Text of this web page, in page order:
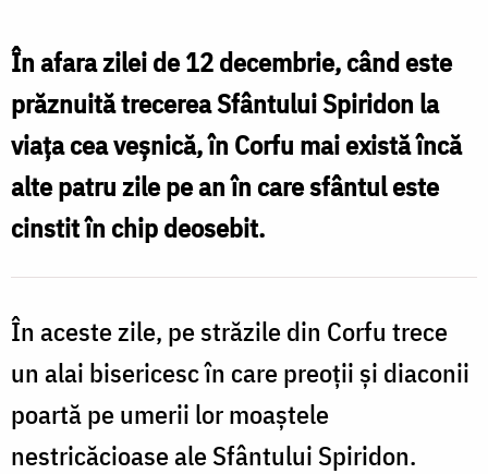
Cluci
În afara zilei de 12 decembrie, când este
prăznuită trecerea Sfântului Spiridon la
viaţa cea veşnică, în Corfu mai există încă
alte patru zile pe an în care sfântul este
cinstit în chip deosebit.
În aceste zile, pe străzile din Corfu trece
un alai bisericesc în care preoţii şi diaconii
poartă pe umerii lor moaştele
nestricăcioase ale Sfântului Spiridon.